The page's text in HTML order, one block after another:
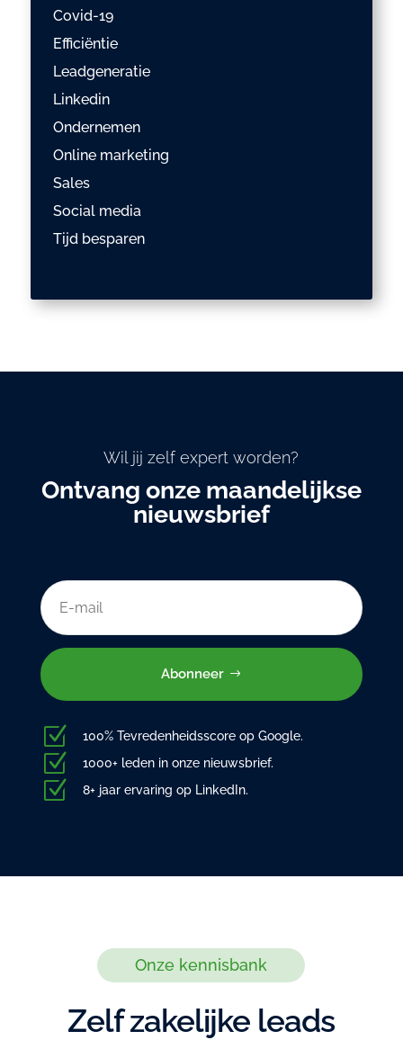
Covid-19
Efficiëntie
Leadgeneratie
Linkedin
Ondernemen
Online marketing
Sales
Social media
Tijd besparen
Wil jij zelf expert worden?
Ontvang onze maandelijkse
nieuwsbrief
Abonneer
Z 100% Tevredenheidsscore op Google.
Z 1000+ leden in onze nieuwsbrief.
Z 8+ jaar ervaring op LinkedIn.
Onze kennisbank
Zelf zakelijke leads